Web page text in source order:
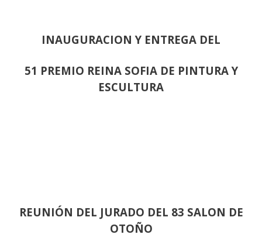
INAUGURACION Y ENTREGA DEL
51 PREMIO REINA SOFIA DE PINTURA Y
ESCULTURA
REUNIÓN DEL JURADO DEL 83 SALON DE
OTOÑO